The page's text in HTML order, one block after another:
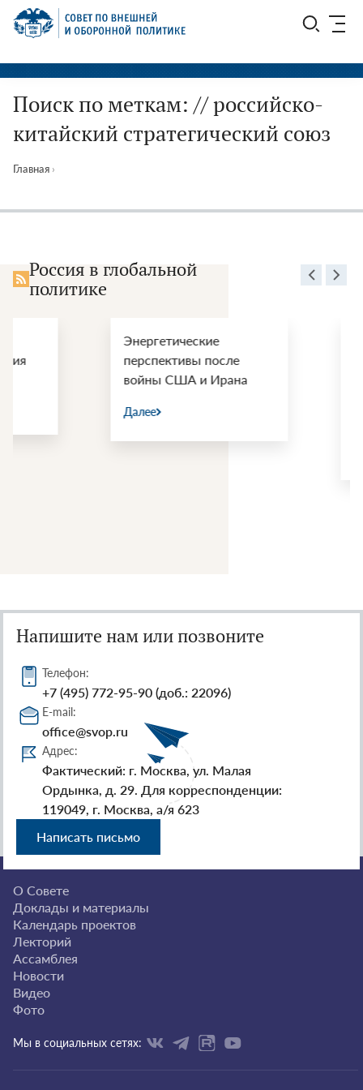
Перейти
СВОП
Поиск по меткам: // российско-
китайский стратегический союз
Главная ›
Россия в глобальной
политике
Энергетические
перспективы после
войны США и Ирана
Напишите нам или позвоните
Телефон:
+7 (495) 772-95-90 (доб.: 22096)
E-mail:
office@svop.ru
Адрес:
Фактический: г. Москва, ул. Малая
Ордынка, д. 29. Для корреспонденции:
119049, г. Москва, а/я 623
Написать письмо
О Совете
Доклады и материалы
Календарь проектов
Лекторий
Ассамблея
Новости
Видео
Фото
Мы в социальных сетях: